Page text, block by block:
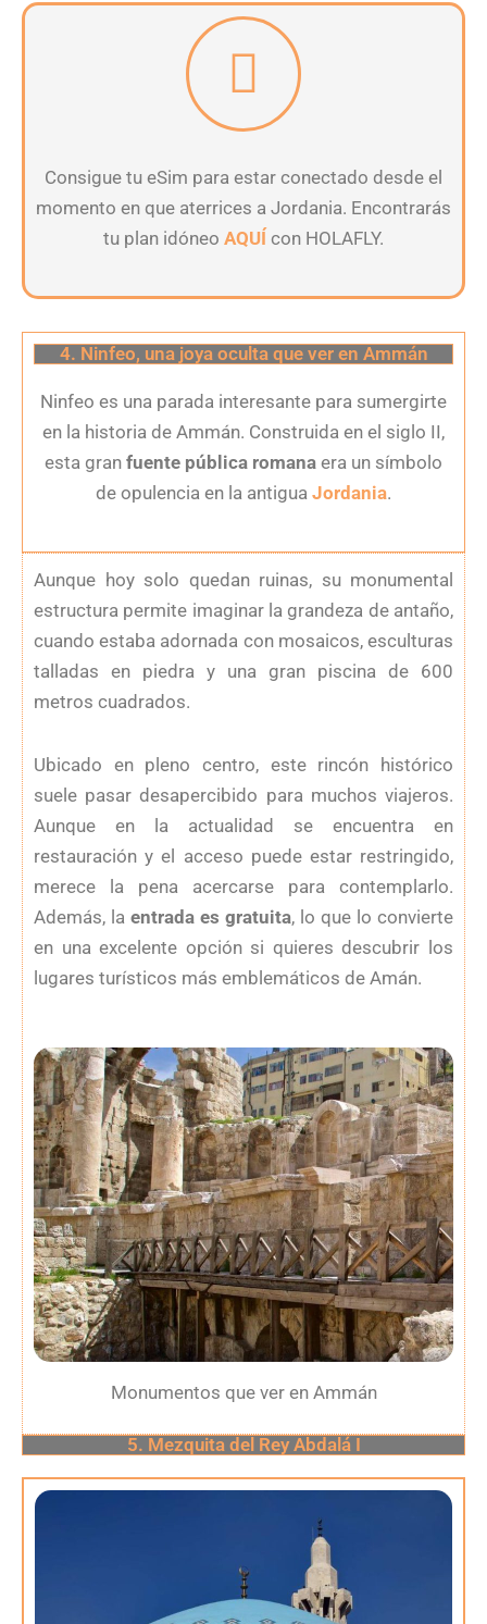
Consigue tu eSim para estar conectado desde el
momento en que aterrices a Jordania. Encontrarás
tu plan idóneo AQUÍ con HOLAFLY.
4. Ninfeo, una joya oculta que ver en Ammán
Ninfeo es una parada interesante para sumergirte
en la historia de Ammán. Construida en el siglo II,
esta gran fuente pública romana era un símbolo
de opulencia en la antigua Jordania.
Aunque hoy solo quedan ruinas, su monumental
estructura permite imaginar la grandeza de antaño,
cuando estaba adornada con mosaicos, esculturas
talladas en piedra y una gran piscina de 600
metros cuadrados.
Ubicado en pleno centro, este rincón histórico
suele pasar desapercibido para muchos viajeros.
Aunque en la actualidad se encuentra en
restauración y el acceso puede estar restringido,
merece la pena acercarse para contemplarlo.
Además, la entrada es gratuita, lo que lo convierte
en una excelente opción si quieres descubrir los
lugares turísticos más emblemáticos de Amán.
Monumentos que ver en Ammán
5. Mezquita del Rey Abdalá I